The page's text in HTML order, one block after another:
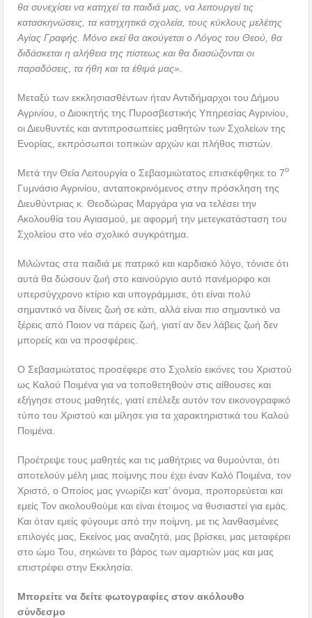
θα συνεχίσει να κατηχεί τα παιδιά μας, να λειτουργεί τις
κατασκηνώσεις, τα κατηχητικά σχολεία, τους κύκλους μελέτης
Αγίας Γραφής. Μόνο εκεί θα ακούγεται ο Λόγος του Θεού, θα
διδάσκεται η αλήθεια της πίστεως και θα διασώζονται οι
παραδόσεις, τα ήθη και τα έθιμά μας».
Μεταξύ των εκκλησιασθέντων ήταν Αντιδήμαρχοι του Δήμου
Αγρινίου, ο Διοικητής της Πυροσβεστικής Υπηρεσίας Αγρινίου,
οι Διευθυντές και αντιπροσωπείες μαθητών των Σχολείων της
Ενορίας, εκπρόσωποι τοπικών αρχών και πλήθος πιστών.
Μετά την Θεία Λειτουργία ο Σεβασμιώτατος επισκέφθηκε το 7ο
Γυμνάσιο Αγρινίου, ανταποκρινόμενος στην πρόσκληση της
Διευθύντριας κ. Θεοδώρας Μαργάρα για να τελέσει την
Ακολουθία του Αγιασμού, με αφορμή την μετεγκατάσταση του
Σχολείου στο νέο σχολικό συγκρότημα.
Μιλώντας στα παιδιά με πατρικό και καρδιακό λόγο, τόνισε ότι
αυτά θα δώσουν ζωή στο καινούργιο αυτό πανέμορφο και
υπερσύγχρονο κτίριο και υπογράμμισε, ότι είναι πολύ
σημαντικό να δίνεις ζωή σε κάτι, αλλά είναι πιο σημαντικό να
ξέρεις από Ποιον να πάρεις ζωή, γιατί αν δεν λάβεις ζωή δεν
μπορείς και να προσφέρεις.
Ο Σεβασμιώτατος προσέφερε στο Σχολείο εικόνες του Χριστού
ως Καλού Ποιμένα για να τοποθετηθούν στις αίθουσες και
εξήγησε στους μαθητές, γιατί επέλεξε αυτόν τον εικονογραφικό
τύπο του Χριστού και μίλησε για τα χαρακτηριστικά του Καλού
Ποιμένα.
Προέτρεψε τους μαθητές και τις μαθήτριες να θυμούνται, ότι
αποτελούν μέλη μιας ποίμνης που έχει έναν Καλό Ποιμένα, τον
Χριστό, ο Οποίος μας γνωρίζει κατ’ όνομα, προπορεύεται και
εμείς Τον ακολουθούμε και είναι έτοιμος να θυσιαστεί για εμάς.
Και όταν εμείς φύγουμε από την ποίμνη, με τις λανθασμένες
επιλογές μας, Εκείνος μας αναζητά, μας βρίσκει, μας μεταφέρει
στο ώμο Του, σηκώνει το βάρος των αμαρτιών μας και μας
επιστρέφει στην Εκκλησία.
Μπορείτε να δείτε φωτογραφίες στον ακόλουθο
σύνδεσμο